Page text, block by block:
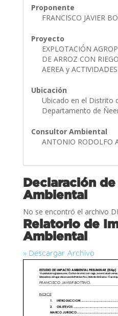
Proponente
FRANCISCO JAVIER
Proyecto
EXPLOTACIÓN
DE ARROZ CON
AEREA y
Ubicación
Ubicado en el Distrito
Departamento de
Consultor Ambiental
ANTONIO RODOLFO
Declaración
Ambiental
No se encontró el archivo
Relatorio de
Ambiental
» Descargar Archivo